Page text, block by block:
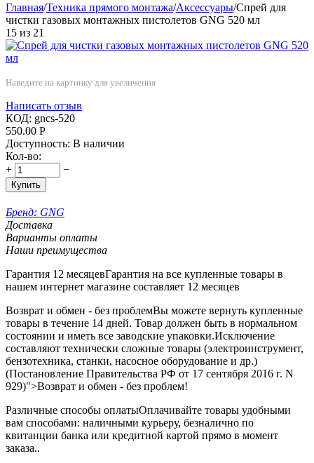
Главная/Техника прямого монтажа/Аксессуары/Спрей для
чистки газовых монтажных пистолетов GNG 520 мл
15 из 21
Наведите на картинку для увеличения
Написать отзыв
КОД: gncs-520
550.00 Р
Доступность: В наличии
Кол-во:
+
−
Купить
Бренд: GNG
Доставка
Варианты оплаты
Наши преимущества
Гарантия 12 месяцевГарантия на все купленные товары в
нашем интернет магазине составляет 12 месяцев
Возврат и обмен - без проблемВы можете вернуть купленные
товары в течение 14 дней. Товар должен быть в нормальном
состоянии и иметь все заводские упаковки.Исключение
составляют технически сложные товары (электроинструмент,
бензотехника, станки, насосное оборудование и др.)
(Постановление Правительства РФ от 17 сентября 2016 г. N
929)">Возврат и обмен - без проблем!
Различные способы оплатыОплачивайте товары удобными
вам способами: наличными курьеру, безналично по
квитанции банка или кредитной картой прямо в момент
заказа..